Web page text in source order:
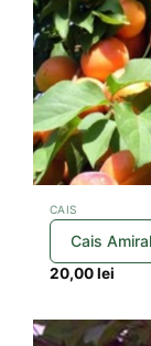
CAIS
Cais Amiral
20,00lei